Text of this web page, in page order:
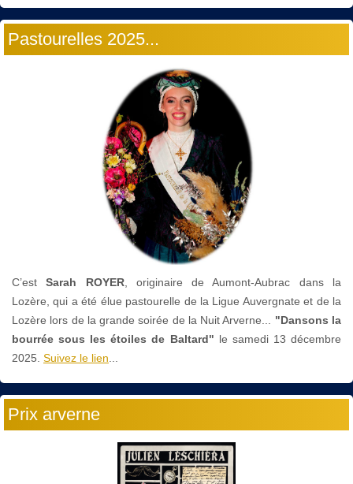
Pastourelles 2025...
C’estSarah ROYER, originaire de Aumont-Aubrac dans la
Lozère, qui a été élue pastourelle de la Ligue Auvergnate et de la
Lozère lors de la grande soirée de la Nuit Arverne... "Dansons la
bourrée sous les étoiles de Baltard" le samedi 13 décembre
2025. Suivez le lien...
Prix arverne